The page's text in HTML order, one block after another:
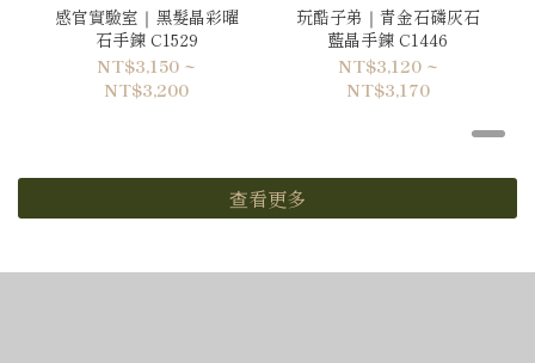
感官實驗室｜黑髮晶彩曜
石手鍊 C1529
NT$3,150 ~
NT$3,200
玩酷子弟｜青金石磷灰石
藍晶手鍊 C1446
NT$3,120 ~
NT$3,170
查看更多